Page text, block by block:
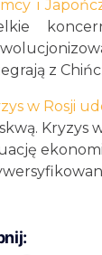
i
z
w Rosji
Kryzys